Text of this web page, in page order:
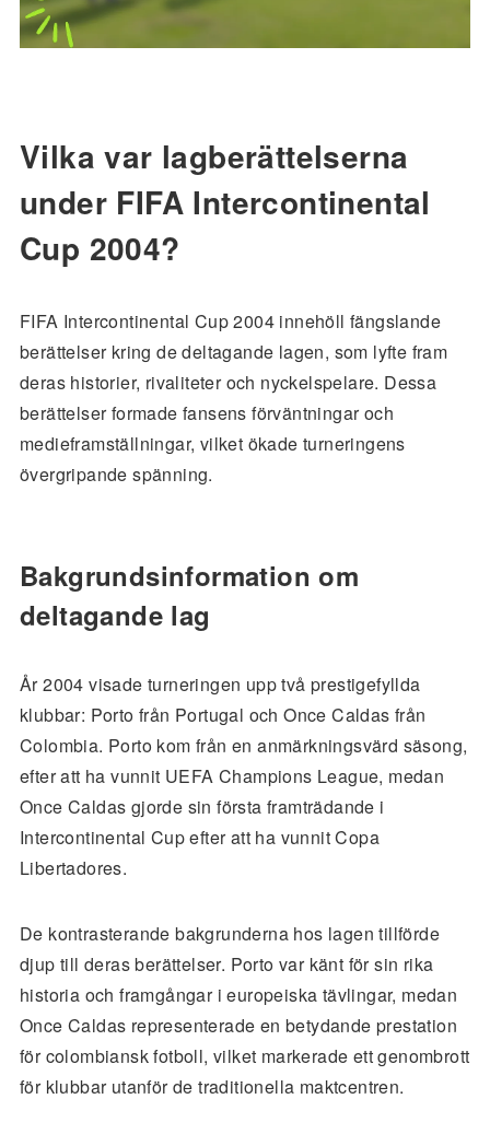
Vilka var lagberättelserna
under FIFA Intercontinental
Cup 2004?
FIFA Intercontinental Cup 2004 innehöll fängslande
berättelser kring de deltagande lagen, som lyfte fram
deras historier, rivaliteter och nyckelspelare. Dessa
berättelser formade fansens förväntningar och
medieframställningar, vilket ökade turneringens
övergripande spänning.
Bakgrundsinformation om
deltagande lag
År 2004 visade turneringen upp två prestigefyllda
klubbar: Porto från Portugal och Once Caldas från
Colombia. Porto kom från en anmärkningsvärd säsong,
efter att ha vunnit UEFA Champions League, medan
Once Caldas gjorde sin första framträdande i
Intercontinental Cup efter att ha vunnit Copa
Libertadores.
De kontrasterande bakgrunderna hos lagen tillförde
djup till deras berättelser. Porto var känt för sin rika
historia och framgångar i europeiska tävlingar, medan
Once Caldas representerade en betydande prestation
för colombiansk fotboll, vilket markerade ett genombrott
för klubbar utanför de traditionella maktcentren.